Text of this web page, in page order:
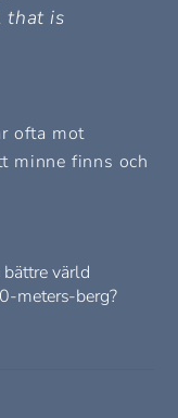
that is
ofta mot
minne finns och
värld
meters-berg?